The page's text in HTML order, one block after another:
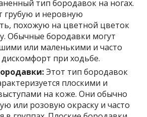
тип бородавок на ногах.
и неровную
похожую на цветной цветок
Обычные бородавки могут
или маленькими и часто
при ходьбе.
Этот тип бородавок
плоскими и
на коже. Они обычно
или розовую окраску и часто